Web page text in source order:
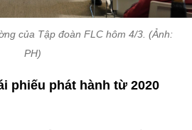
của Tập đoàn FLC hôm 4/3. (Ảnh:
PH)
phiếu phát hành từ 2020